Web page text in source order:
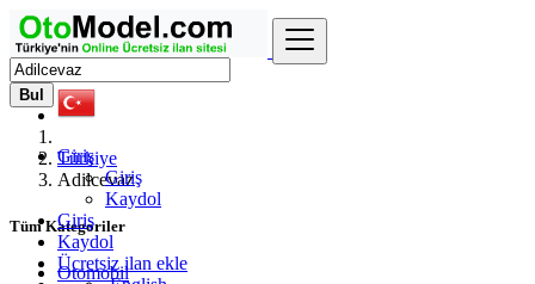
Giriş
Giriş
Kaydol
Giriş
Kaydol
Ücretsiz ilan ekle
Bul
Türkiye
Adilcevaz
Tüm Kategoriler
Otomobil